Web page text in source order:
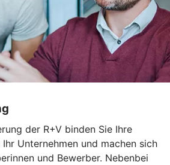
der R+V binden Sie Ihre
Unternehmen und machen sich
und Bewerber. Nebenbei